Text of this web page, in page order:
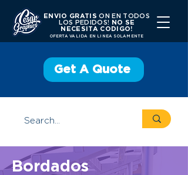
ENVIO GRATISON EN TODOS
LOS PEDIDOS!
NO SE
NECESITA CODIGO!
OFERTA VALIDA EN LINEA SOLAMENTE
Get A Quote
Bordados